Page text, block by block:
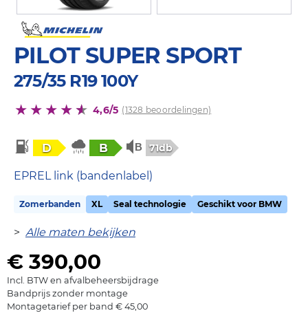
PILOT SUPER SPORT
275/35 R19 100Y
4,6/5 (1328 beoordelingen)
D B 71db
EPREL link (bandenlabel)
Zomerbanden XL Seal technologie Geschikt voor BMW
> Alle maten bekijken
€ 390,00
Incl. BTW en afvalbeheersbijdrage
Bandprijs zonder montage
Montagetarief per band € 45,00